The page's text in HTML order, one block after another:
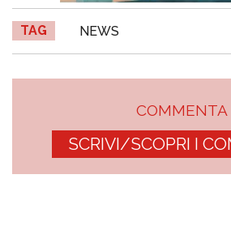
TAG NEWS
COMMENTA
SCRIVI/SCOPRI I